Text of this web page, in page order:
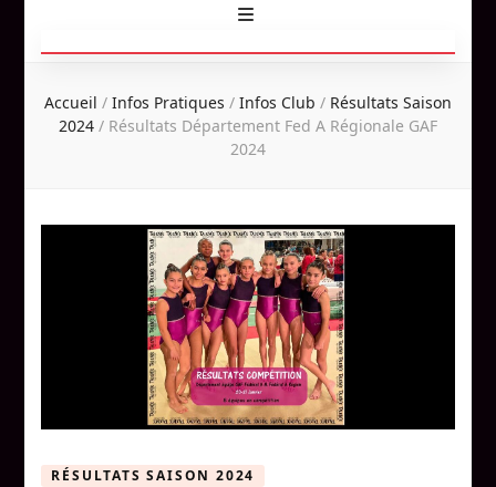
Accueil / Infos Pratiques / Infos Club / Résultats Saison
2024 / Résultats Département Fed A Régionale GAF
2024
RÉSULTATS SAISON 2024